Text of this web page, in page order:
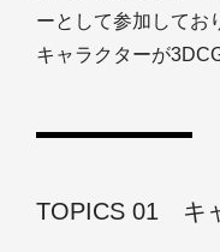
ーとして参加してお
キャラクターが
TOPICS 01 キ